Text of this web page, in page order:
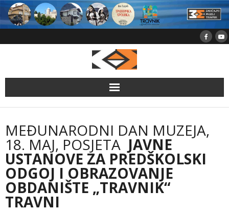
Skip
content
MEĐUNARODNI DAN MUZEJA,
18. MAJ, POSJETA JAVNE
USTANOVE ZA PREDŠKOLSKI
ODGOJ I OBRAZOVANJE
OBDANIŠTE „TRAVNIK“
TRAVNI